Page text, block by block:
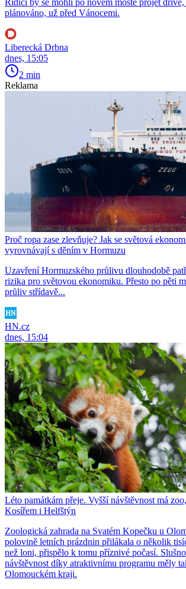
Řidiči by se mohli po novém mostě projet
plánováno, už před Vánocemi.
Liberecká Drbna
dnes, 15:05
2 min
Reklama
Proč ropa zase zlevňuje? Jak se světová
vyrovnávají s děním v Hormuzu
Uzavření Hormuzského průlivu dlouhodobě
rizika pro světovou ekonomiku. Přesto po pěti
průliv střídavě...
HN.cz
dnes, 15:04
Léto památkám přeje. Vyšší návštěvnost má
Kosířem i Helfštýn
Zoologická zahrada na Svatém Kopečku u
polovině letních prázdnin přilákala o několik
než loni, přispělo k tomu příznivé počasí.
návštěvnost díky atraktivnímu programu měly
Olomouckém kraji.